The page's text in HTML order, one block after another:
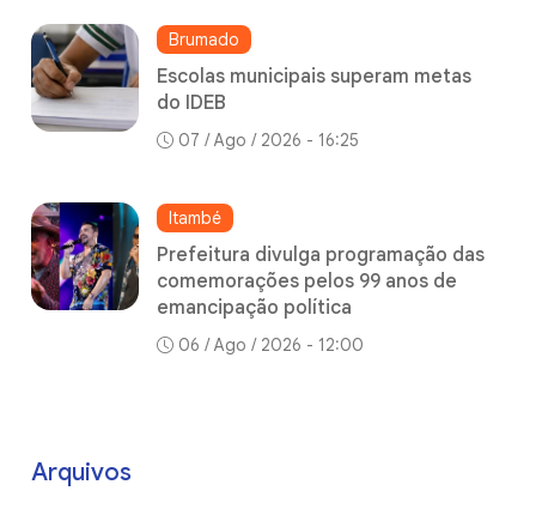
Brumado
Escolas municipais superam metas
do IDEB
07 / Ago / 2026 - 16:25
Itambé
Prefeitura divulga programação das
comemorações pelos 99 anos de
emancipação política
06 / Ago / 2026 - 12:00
Arquivos